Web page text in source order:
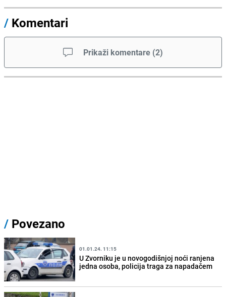
/ Komentari
Prikaži komentare (2)
/ Povezano
01.01.24. 11:15
U Zvorniku je u novogodišnjoj noći ranjena
jedna osoba, policija traga za napadačem